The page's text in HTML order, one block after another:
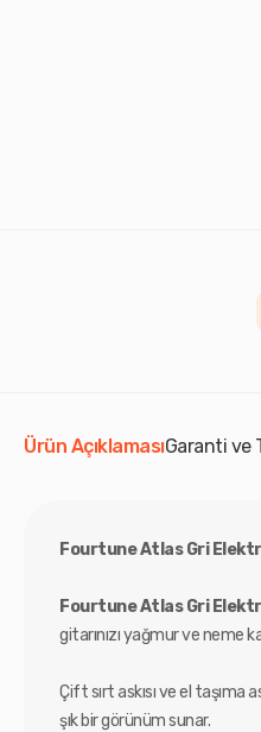
Ürün AçıklamasıGaranti ve
Fourtune Atlas Gri
Fourtune Atlas Gri
gitarınızı yağmur ve neme
Çift sırt askısı ve el taşıma
şık bir görünüm sunar.